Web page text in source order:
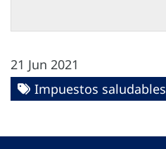
21 Jun 2021
Impuestos saludables